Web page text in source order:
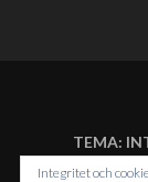
TEMA:
Integritet och